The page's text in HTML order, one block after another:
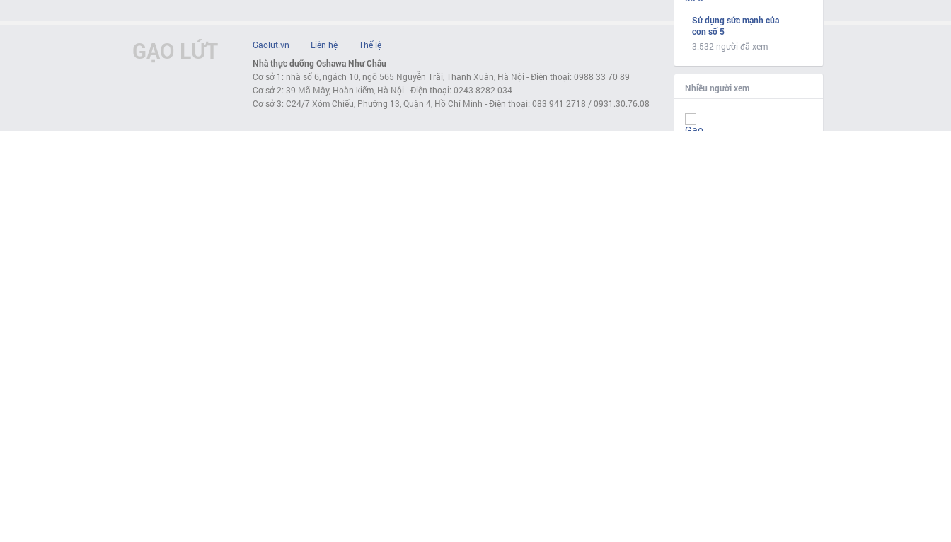
Sử dụng sức mạnh của
con số 5
3.532 người đã xem
Nhiều người xem
GẠO LỨT Gaolut.vn Liên hệ
Thể lệ
Nhà thực dưỡng Oshawa Như Châu
Cơ sở 1: nhà số 6, ngách 10, ngõ 565 Nguyễn Trãi, Thanh Xuân, Hà Nội - Điện thoại: 0988 33 70 89
Cơ sở 2: 39 Mã Mây, Hoàn kiếm, Hà Nội - Điện thoại: 0243 8282 034
Cơ sở 3: C24/7 Xóm Chiếu, Phường 13, Quận 4, Hồ Chí Minh - Điện thoại: 083 941 2718 / 0931.30.76.08